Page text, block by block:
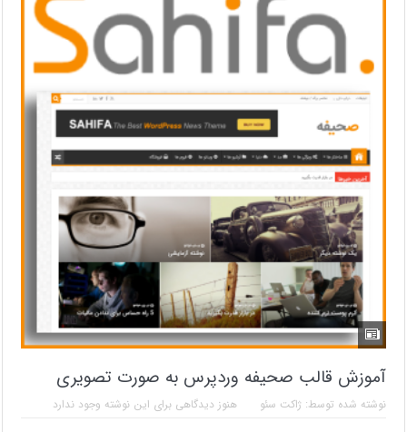
آموزش قالب صحیفه وردپرس به صورت تصویری
نوشته شده توسط: ژاکت سئو هنوز دیدگاهی برای این نوشته وجود ندارد